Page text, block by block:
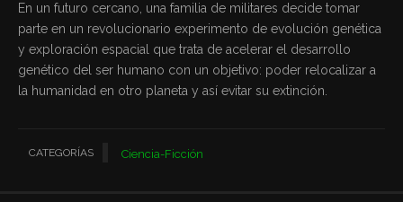
En un futuro cercano, una familia de militares decide tomar
parte en un revolucionario experimento de evolución genética
y exploración espacial que trata de acelerar el desarrollo
genético del ser humano con un objetivo: poder relocalizar a
la humanidad en otro planeta y así evitar su extinción.
CATEGORÍAS Ciencia-Ficción